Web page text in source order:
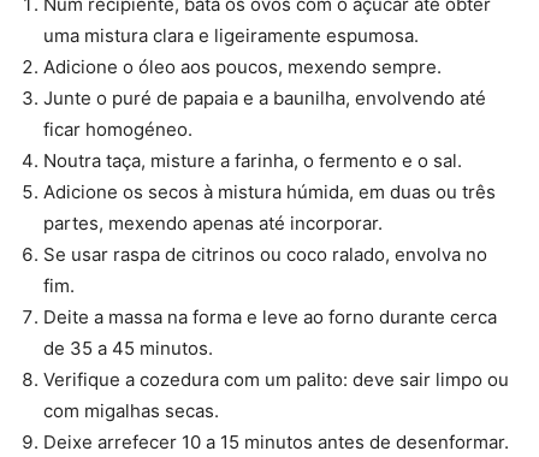
Num recipiente, bata os ovos com o açúcar até obter
uma mistura clara e ligeiramente espumosa.
Adicione o óleo aos poucos, mexendo sempre.
Junte o puré de papaia e a baunilha, envolvendo até
ficar homogéneo.
Noutra taça, misture a farinha, o fermento e o sal.
Adicione os secos à mistura húmida, em duas ou três
partes, mexendo apenas até incorporar.
Se usar raspa de citrinos ou coco ralado, envolva no
fim.
Deite a massa na forma e leve ao forno durante cerca
de 35 a 45 minutos.
Verifique a cozedura com um palito: deve sair limpo ou
com migalhas secas.
Deixe arrefecer 10 a 15 minutos antes de desenformar.